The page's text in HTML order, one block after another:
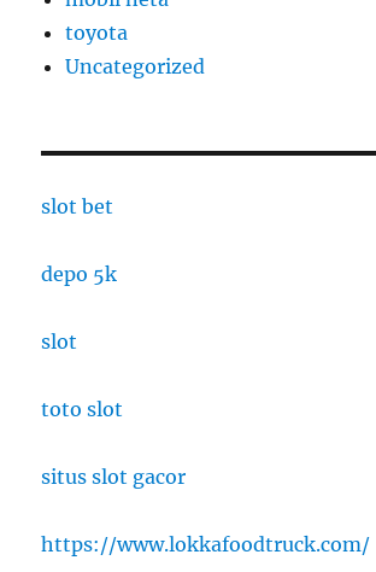
toyota
Uncategorized
slot bet
depo 5k
slot
toto slot
situs slot gacor
https://www.lokkafoodtruck.com/